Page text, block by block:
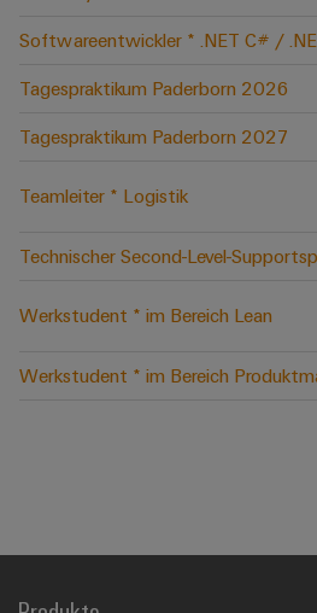
Softwareentwickler * .NET C# /
Tagespraktikum Paderborn 2026
Tagespraktikum Paderborn 2027
Teamleiter * Logistik
Technischer Second-Level-
Werkstudent * im Bereich Lean
Werkstudent * im Bereich